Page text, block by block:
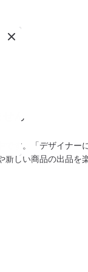
せん
です。「デザイナー
新しい商品の出品を